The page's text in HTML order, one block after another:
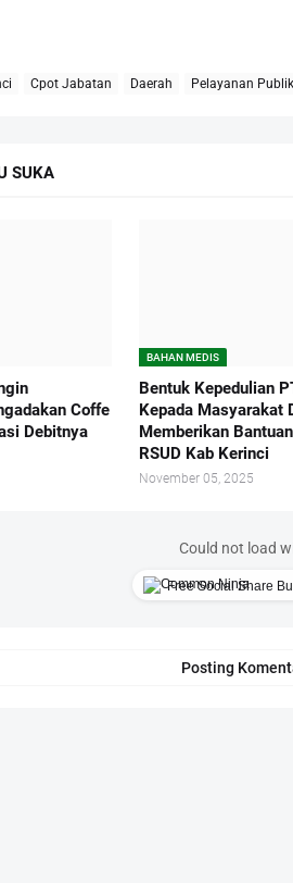
Cpot Jabatan Daerah Pelayanan Publik
SUKA
Coffe
Debitnya
BAHAN MEDIS
Bentuk Kepedulian
Kepada Masyarakat
Memberikan
RSUD Kab Kerinci
November 05, 2025
Could not load
Free Social Share
Posting